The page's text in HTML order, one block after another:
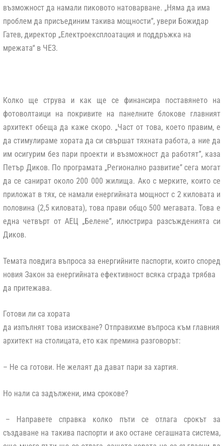
възможност да намали пиковото натоварване. „Няма да има
проблем да присъединим такива мощности”, увери Божидар
Гатев, директор „Електроексплоатация и поддръжка на
мрежата“ в ЧЕЗ.
Колко ще струва и как ще се финансира поставянето на
фотоволтаици на покривите на панелните блокове главният
архитект обеща да каже скоро. „Част от това, което правим, е
да стимулираме хората да си свършат тяхната работа, а ние да
им осигурим без пари проекти и възможност да работят”, каза
Петър Диков. По програмата „Регионално развитие” сега могат
да се санират около 200 000 жилища. Ако с мерките, които се
приложат в тях, се намали енергийната мощност с 2 киловата и
половина (2,5 киловата), това прави общо 500 мегавата. Това е
една четвърт от АЕЦ „Белене”, илюстрира разсъжденията си
Диков.
Темата повдига въпроса за енергийните паспорти, които според
новия Закон за енергийната ефективност всяка сграда трябва
да притежава.
Готови ли са хората
да изпълнят това изискване? Отправихме въпроса към главния
архитект на столицата, ето как премина разговорът:
– Не са готови. Не желаят да дават пари за хартия.
Но нали са задължени, има срокове?
– Направете справка колко пъти се отлага срокът за
създаване на такива паспорти и ако остане сегашната система,